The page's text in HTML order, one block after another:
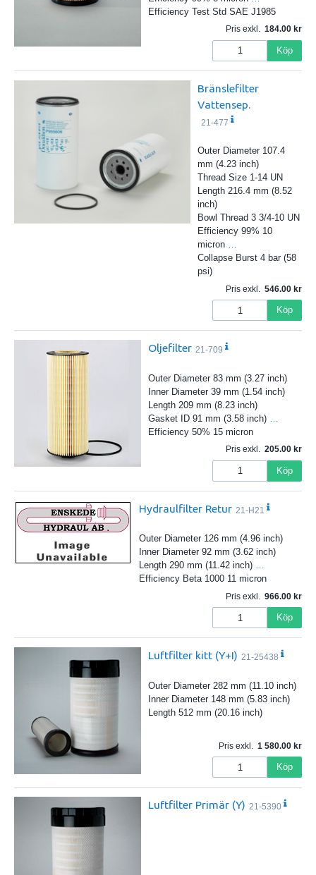
Efficiency Test Std SAE J1985
Pris exkl. 184.00
Köp
Bränslefilter
Vattensep.
21-477
Outer Diameter 107.4
mm (4.23 inch)
Thread Size 1-14 UN
Length 216.4 mm (8.52
inch)
Bowl Thread 3 3/4-10 UN
Efficiency 99% 10
micron …
Collapse Burst 4 bar (58
psi)
Pris exkl. 546.00
Köp
Oljefilter 21-709
Outer Diameter 83 mm (3.27 inch)
Inner Diameter 39 mm (1.54 inch)
Length 209 mm (8.23 inch)
Gasket ID 91 mm (3.58 inch)
Efficiency 50% 15 micron
Pris exkl. 205.00
Köp
Hydraulfilter Retur 21-H21
Outer Diameter 126 mm (4.96 inch)
Inner Diameter 92 mm (3.62 inch)
Length 290 mm (11.42 inch) …
Efficiency Beta 1000 11 micron
Pris exkl. 966.00
Köp
Luftfilter kitt (Y+I) 21-25438
Outer Diameter 282 mm (11.10 inch)
Inner Diameter 148 mm (5.83 inch)
Length 512 mm (20.16 inch)
Pris exkl. 1 580.00
Köp
Luftfilter Primär (Y) 21-5390